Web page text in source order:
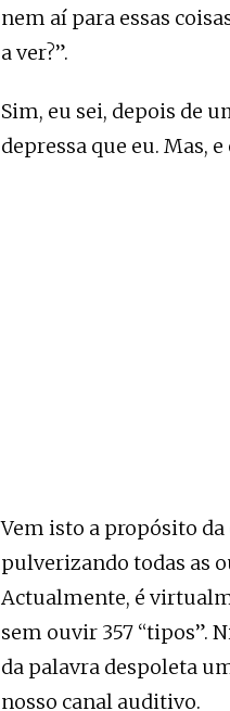
nem aí para essas
a ver?”.
Sim, eu sei, depois de
depressa que eu. Mas,
Vem isto a propósito da
pulverizando todas as
Actualmente, é
sem ouvir 357 “tipos”.
da palavra despoleta
nosso canal auditivo.